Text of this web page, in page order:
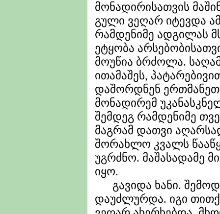
მონადირისათვის
გული ვეღარ იტევდა
რამდენიმე ადგილას
ეტყობა
მოუწია ბრძოლა.
ითამაშეს,
დაშორდნენ
მონადირემ
შემდეგ რამდენიმე
მაგრამ დათვი
შორახლო კვალს
უგრძნო. მაშასადამე
იყო.
გავიდა ხანი.
დაუძლურდა. იგი